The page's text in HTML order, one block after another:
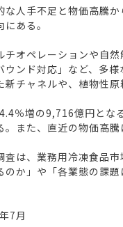
人手不足と物価高騰
ある。
オペレーションや自
ウンド対応」など、多
新チャネルや、植物性
％増の9,716億円とな
。また、直近の物価高
は、業務用冷凍食品
のか」や「各業態の課
7月